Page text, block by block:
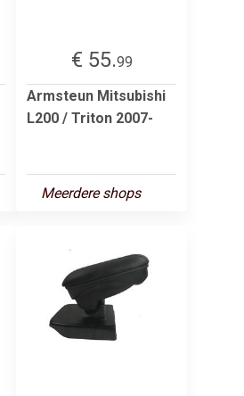
€ 55.99
Armsteun Mitsubishi
L200 / Triton 2007-
Meerdere shops